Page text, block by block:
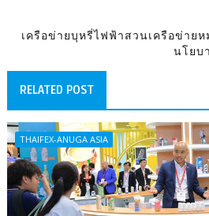
เครือข่ายบุหรี่ไฟฟ้าสวนเครือข่าย
นโยบ
RELATED POST
THAIFEX-ANUGA ASIA